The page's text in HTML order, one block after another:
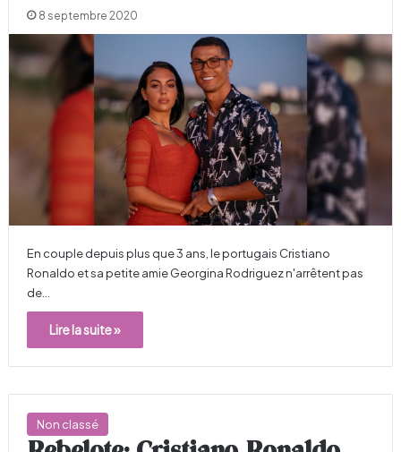
8 septembre 2020
En couple depuis plus que 3 ans, le portugais Cristiano
Ronaldo et sa petite amie Georgina Rodriguez n'arrêtent pas
de…
Lire la suite »
Non classé